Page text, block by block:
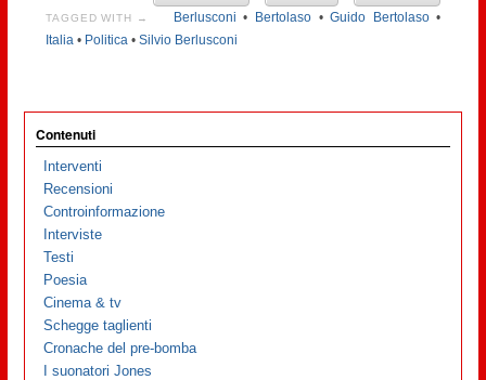
TAGGED WITH → Berlusconi • Bertolaso•Guido Bertolaso•
Italia• Politica• Silvio Berlusconi
Contenuti
Interventi
Recensioni
Controinformazione
Interviste
Testi
Poesia
Cinema & tv
Schegge taglienti
Cronache del pre-bomba
I suonatori Jones